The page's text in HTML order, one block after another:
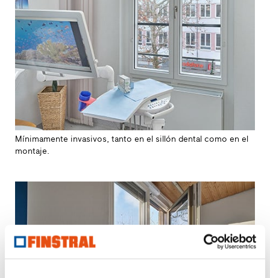
Mínimamente invasivos, tanto en el sillón dental como en el
montaje.